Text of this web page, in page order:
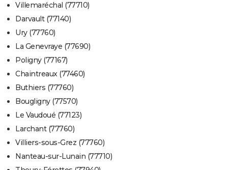
Villemaréchal (77710)
Darvault (77140)
Ury (77760)
La Genevraye (77690)
Poligny (77167)
Chaintreaux (77460)
Buthiers (77760)
Bougligny (77570)
Le Vaudoué (77123)
Larchant (77760)
Villiers-sous-Grez (77760)
Nanteau-sur-Lunain (77710)